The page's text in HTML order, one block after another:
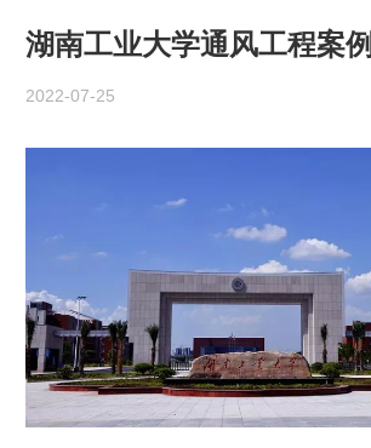
湖南工业大学通风工程案例
2022-07-25